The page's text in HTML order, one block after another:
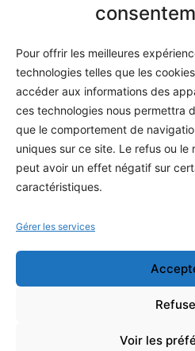
Pour offrir les meilleures
technologies telles que les
accéder aux informations des
ces technologies nous permettra
que le comportement de
uniques sur ce site. Le refus ou
peut avoir un effet négatif sur
caractéristiques.
Gérer les services
Voir les
S'abonner
À propos
Contact / Support
Mes publications
INFORMATIONS LÉGALES
Conditions générales de vente